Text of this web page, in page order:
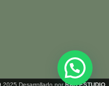
2025 Desarrollado porRAB ESTUDIO.